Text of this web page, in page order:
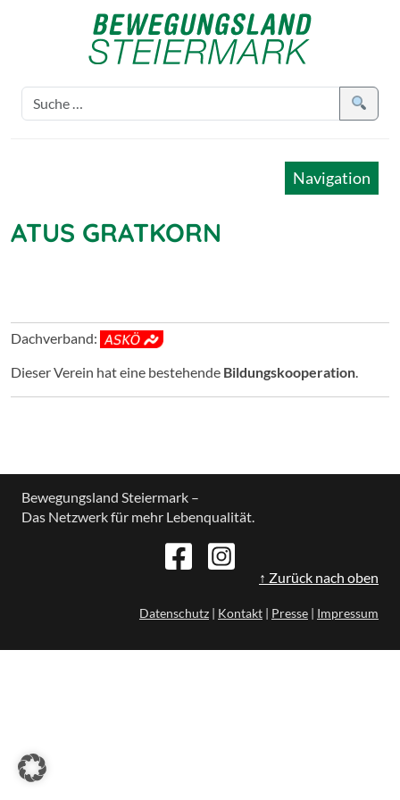
Navigation
ATUS GRATKORN
Dachverband:
Dieser Verein hat eine bestehende Bildungskooperation
Bewegungsland Steiermark –
Das Netzwerk für mehr Lebenqualität.
↑ Zurück nach oben
Datenschutz | Kontakt | Presse | Impressum